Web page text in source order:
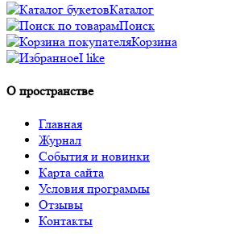
Каталог
Поиск
Корзина
I like
О пространстве
Главная
Журнал
События и новинки
Карта сайта
Условия программы
Отзывы
Контакты